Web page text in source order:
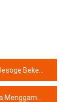
Kaum Berkebutuhan Khusus
Seni Terbaikmu!